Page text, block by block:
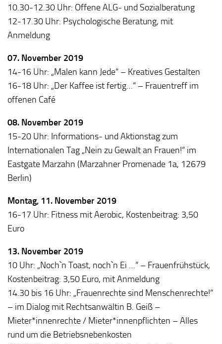
10.30-12.30 Uhr: Offene ALG- und Sozialberatung
12-17.30 Uhr: Psychologische Beratung, mit
Anmeldung
07. November 2019
14-16 Uhr: „Malen kann Jede“ – Kreatives Gestalten
16-18 Uhr: „Der Kaffee ist fertig…“ – Frauentreff im
offenen Café
08. November 2019
15-20 Uhr: Informations- und Aktionstag zum
Internationalen Tag „Nein zu Gewalt an Frauen!“ im
Eastgate Marzahn (Marzahner Promenade 1a, 12679
Berlin)
Montag, 11. November 2019
16-17 Uhr: Fitness mit Aerobic, Kostenbeitrag: 3,50
Euro
13. November 2019
10 Uhr: „Noch`n Toast, noch`n Ei …“ – Frauenfrühstück,
Kostenbeitrag: 3,50 Euro, mit Anmeldung
14.30 bis 16 Uhr: „Frauenrechte sind Menschenrechte!“
– im Dialog mit Rechtsanwältin B. Geiß –
Mieter*innenrechte / Mieter*innenpflichten – Alles
rund um die Betriebsnebenkosten